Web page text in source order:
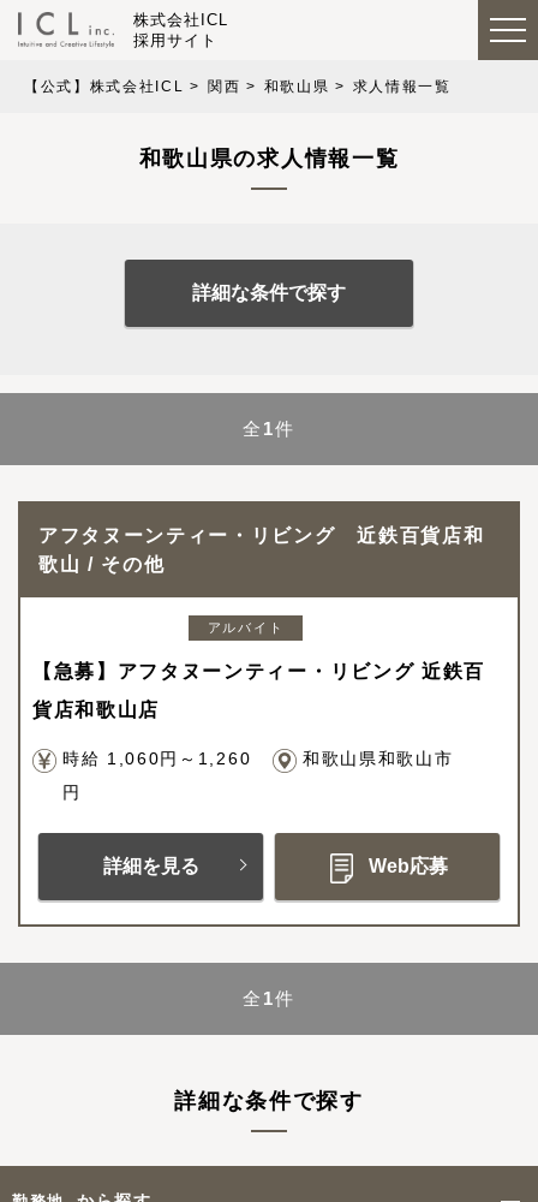
株式会社ICL
採用サイト
【公式】株式会社ICL 関西 和歌山県 求人情報一覧
和歌山県の求人情報一覧
詳細な条件で探す
全 1件
アフタヌーンティー・リビング 近鉄百貨店和
歌山 / その他
アルバイト
【急募】アフタヌーンティー・リビング 近鉄百
貨店和歌山店
時給 1,060円～1,260
円
和歌山県和歌山市
詳細を見る Web応募
全 1件
詳細な条件で探す